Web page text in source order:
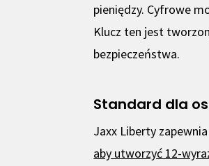
pieniędzy. Cyfrowe
Klucz ten jest
bezpieczeństwa.
Standard dla
Jaxx Liberty
aby utworzyć 12-